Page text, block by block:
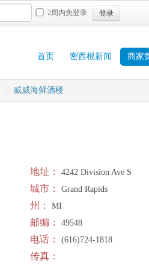
2周内免登录 登录
首页 密西根新闻 商家
/ 威威海鲜酒楼
地址： 4242 Division Ave S
城市： Grand Rapids
州： MI
邮编： 49548
电话： (616)724-1818
传真：